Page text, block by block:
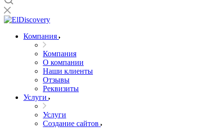
Компания
Компания
О компании
Наши клиенты
Отзывы
Реквизиты
Услуги
Услуги
Создание сайтов